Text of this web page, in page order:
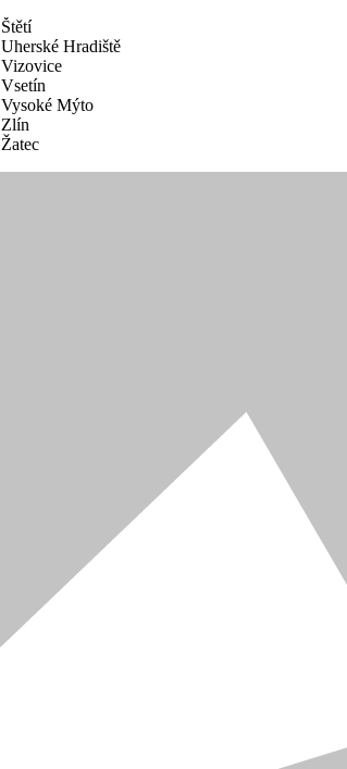
Štětí
Uherské Hradiště
Vizovice
Vsetín
Vysoké Mýto
Zlín
Žatec